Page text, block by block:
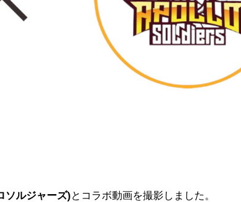
ソルジャーズ) とコラボ動画を撮影しました。